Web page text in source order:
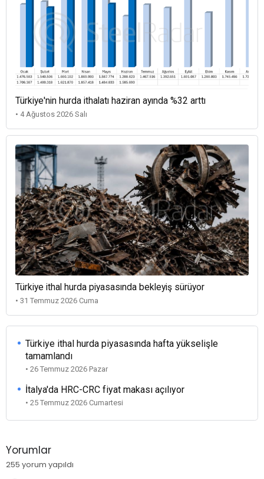
Türkiye'nin hurda ithalatı haziran ayında %32 arttı
• 4 Ağustos 2026 Salı
Türkiye ithal hurda piyasasında bekleyiş sürüyor
• 31 Temmuz 2026 Cuma
Türkiye ithal hurda piyasasında hafta yükselişle
tamamlandı
• 26 Temmuz 2026 Pazar
İtalya'da HRC-CRC fiyat makası açılıyor
• 25 Temmuz 2026 Cumartesi
Yorumlar
255 yorum yapıldı